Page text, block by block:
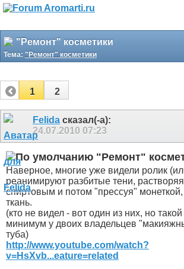
"Ремонт" косметики
Тема: "Ремонт" косметики
1 2
Felida сказал(-а):
24.07.2010 07:23
"Ремонт"
Наверное, многие уже видели ролик
реанимируют разбитые тени,
спиртовым и потом "прессуя"
ткань.
(кто не видел - вот один из них, но
минимум у двоих владельцев
туба)
http://www.youtube.com/watch?
v=HsXvb...eature=related